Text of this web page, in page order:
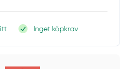
Inget köpkrav